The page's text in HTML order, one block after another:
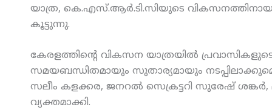
യാത്ര, കെ.എസ്.ആര്‍.ടി.സിയുടെ
കൂട്ടുന്നു.
കേരളത്തിന്റെ വികസന യാത്രയില്‍
സമയബന്ധിതമായും സുതാര്യമായും
സലീം കളക്കര, ജനറല്‍ സെക്രട്ടറി സുരേഷ്
വ്യക്തമാക്കി.